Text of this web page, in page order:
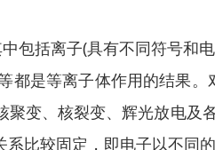
包括离子(具有不同符号和
是等离子体作用的结果
变、核裂变、辉光放电
比较固定，即电子以不同